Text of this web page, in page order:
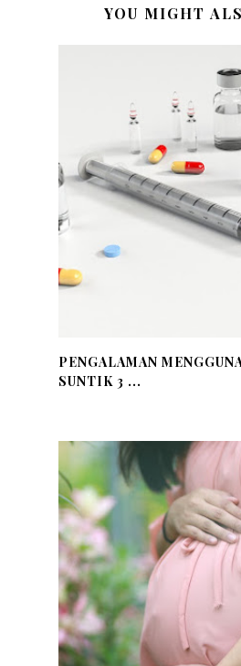
YOU MIGHT
PENGALAMAN
SUNTIK 3 ...